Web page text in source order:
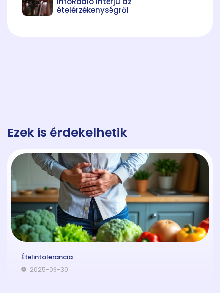
ételérzékenységről
Ezek is érdekelhetik
Ételintolerancia
2025-09-30